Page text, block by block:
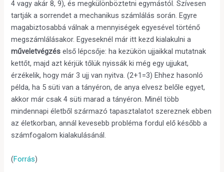
4 vagy akár 8, 9), és megkülönböztetni egymástól. Szívesen
tartják a sorrendet a mechanikus számlálás során. Egyre
magabiztosabbá válnak a mennyiségek egyesével történő
megszámlálásakor. Egyeseknél már itt kezd kialakulni a
műveletvégzéselső lépcsője: ha kezükön ujjaikkal mutatnak
kettőt, majd azt kérjük tőlük nyissák ki még egy ujjukat,
érzékelik, hogy már 3 ujj van nyitva. (2+1=3) Ehhez hasonló
példa, ha 5 süti van a tányéron, de anya elvesz belőle egyet,
akkor már csak 4 süti marad a tányéron. Minél több
mindennapi életből származó tapasztalatot szereznek ebben
az életkorban, annál kevesebb probléma fordul elő később a
számfogalom kialakulásánál.
(Forrás)